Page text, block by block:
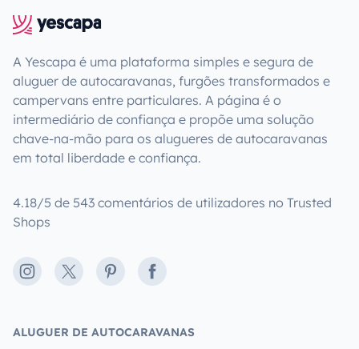
A Yescapa é uma plataforma simples e segura de
aluguer de autocaravanas, furgões transformados e
campervans entre particulares. A página é o
intermediário de confiança e propõe uma solução
chave-na-mão para os alugueres de autocaravanas
em total liberdade e confiança.
4.18/5 de 543 comentários de utilizadores no Trusted
Shops
Instagram
X PinterestFacebook
ALUGUER DE AUTOCARAVANAS